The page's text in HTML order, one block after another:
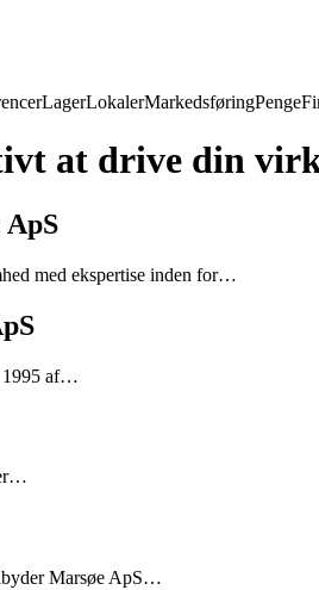
LagerLokalerMarkedsføringPenge
at drive din
med ekspertise inden for…
1995 af…
Marsøe ApS…